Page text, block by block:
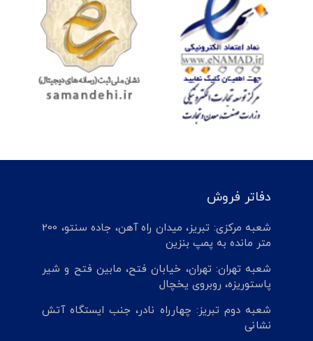
دفاتر فروش
شعبه مرکزی: تبریز، میدان راه آهن، جاده سنتو، 200
متر مانده به پمپ بنزین
شعبه تهران: تهران، خیابان فتح، مابین فتح و شیر
پاستوریزه، روبروی یخچال
شعبه دوم تبریز: چهارراه نادر، جنب ایستگاه آتش
نشانی